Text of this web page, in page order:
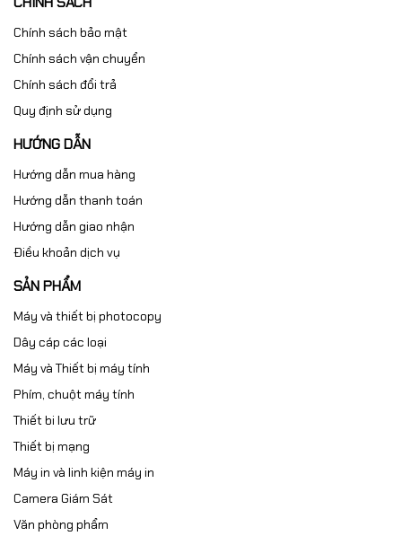
Chính sách bảo mật
Chính sách vận chuyển
Chính sách đổi trả
Quy định sử dụng
HƯỚNG DẪN
Hướng dẫn mua hàng
Hướng dẫn thanh toán
Hướng dẫn giao nhận
Điều khoản dịch vụ
SẢN PHẨM
Máy và thiết bị photocopy
Dây cáp các loại
Máy và Thiết bị máy tính
Phím, chuột máy tính
Thiết bi lưu trữ
Thiết bị mạng
Máy in và linh kiện máy in
Camera Giám Sát
Văn phòng phẩm